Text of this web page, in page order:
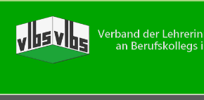
Inhalt
springen